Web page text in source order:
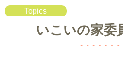
採用情報
サイトマップ
Topics
いこいの家